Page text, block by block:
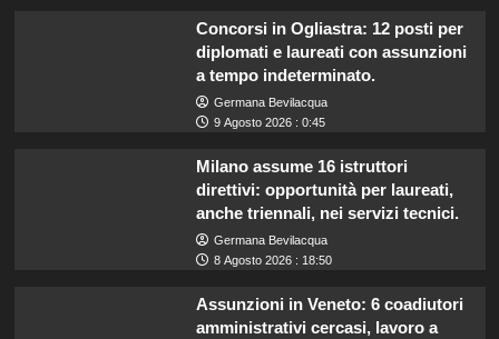
Concorsi in Ogliastra: 12 posti per
diplomati e laureati con assunzioni
a tempo indeterminato.
Germana Bevilacqua
9 Agosto 2026 : 0:45
Milano assume 16 istruttori
direttivi: opportunità per laureati,
anche triennali, nei servizi tecnici.
Germana Bevilacqua
8 Agosto 2026 : 18:50
Assunzioni in Veneto: 6 coadiutori
amministrativi cercasi, lavoro a